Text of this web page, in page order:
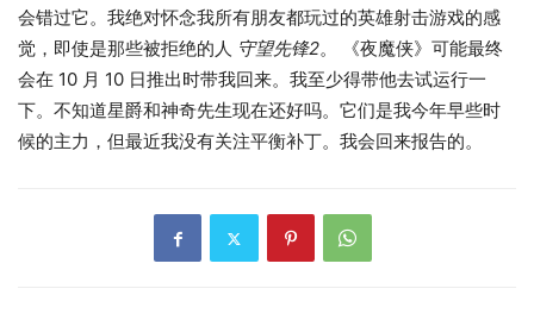
会错过它。我绝对怀念我所有朋友都玩过的英雄射击游戏的感
觉，即使是那些被拒绝的人 守望先锋2。 《夜魔侠》可能最终
会在 10 月 10 日推出时带我回来。我至少得带他去试运行一
下。不知道星爵和神奇先生现在还好吗。它们是我今年早些时
候的主力，但最近我没有关注平衡补丁。我会回来报告的。